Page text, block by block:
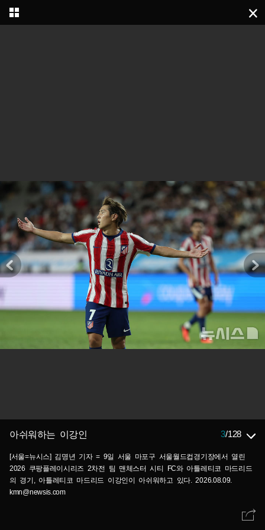
아쉬워하는 이강인 3/128
[서울=뉴시스] 김명년 기자 = 9일 서울 마포구 서울월드컵경기장에서 열린
2026 쿠팡플레이시리즈 2차전 팀 맨체스터 시티 FC와 아틀레티코 마드리드
의 경기, 아틀레티코 마드리드 이강인이 아쉬워하고 있다. 2026.08.09.
kmn@newsis.com